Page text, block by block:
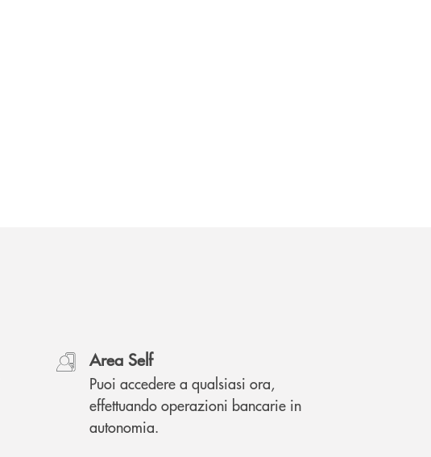
Area Self
Puoi accedere a qualsiasi ora,
effettuando operazioni bancarie in
autonomia.